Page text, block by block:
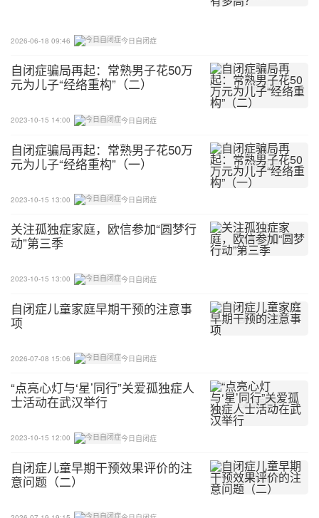
2026-06-18 09:46 今日自闭症
自闭症骗局再起：常熟男子花50万
元为儿子“经络重构”（二）
2023-10-15 14:00 今日自闭症
自闭症骗局再起：常熟男子花50万
元为儿子“经络重构”（一）
2023-10-15 13:00 今日自闭症
关注孤独症家庭，欧信参加“圆梦行
动”第三季
2023-10-15 13:00 今日自闭症
自闭症儿童家庭早期干预的注意事
项
2026-07-08 15:06 今日自闭症
“点亮心灯与‘星’同行”关爱孤独症人
士活动在武汉举行
2023-10-15 12:00 今日自闭症
自闭症儿童早期干预效果评价的注
意问题（二）